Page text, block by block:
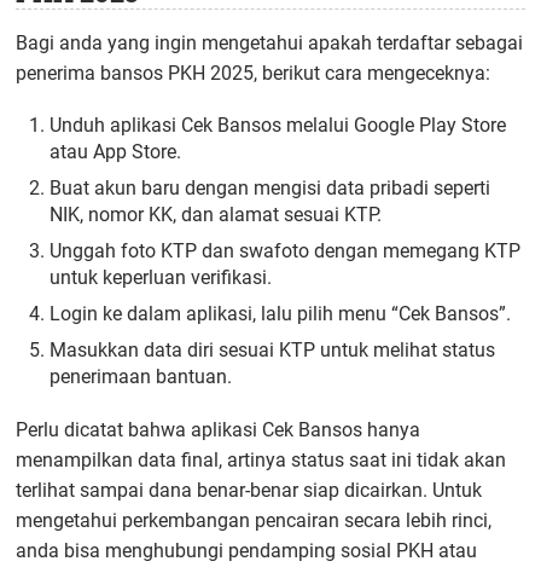
Bagi anda yang ingin mengetahui apakah terdaftar sebagai
penerima bansos PKH 2025, berikut cara mengeceknya:
Unduh aplikasi Cek Bansos melalui Google Play Store
atau App Store.
Buat akun baru dengan mengisi data pribadi seperti
NIK, nomor KK, dan alamat sesuai KTP.
Unggah foto KTP dan swafoto dengan memegang KTP
untuk keperluan verifikasi.
Login ke dalam aplikasi, lalu pilih menu “Cek Bansos”.
Masukkan data diri sesuai KTP untuk melihat status
penerimaan bantuan.
Perlu dicatat bahwa aplikasi Cek Bansos hanya
menampilkan data final, artinya status saat ini tidak akan
terlihat sampai dana benar-benar siap dicairkan. Untuk
mengetahui perkembangan pencairan secara lebih rinci,
anda bisa menghubungi pendamping sosial PKH atau